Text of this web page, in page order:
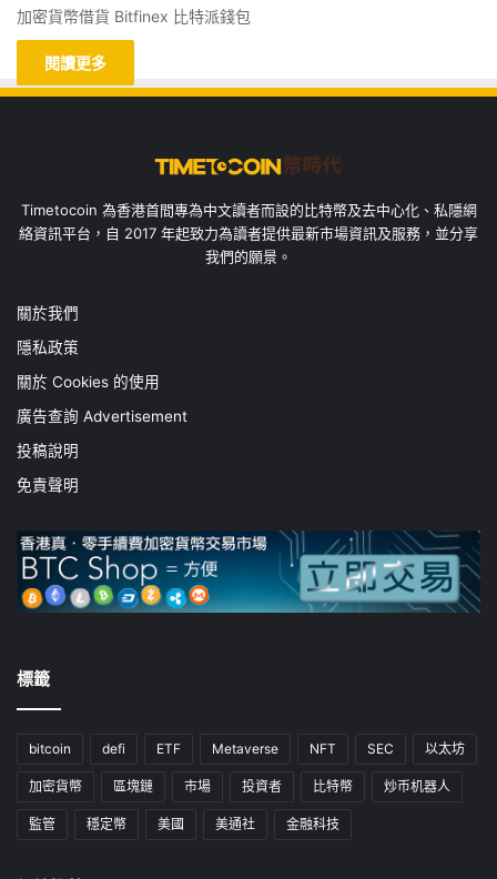
加密貨幣借貨 Bitfinex 比特派錢包
閱讀更多
Timetocoin 為香港首間專為中文讀者而設的比特幣及去中心化、私隱網
絡資訊平台，自 2017 年起致力為讀者提供最新市場資訊及服務，並分享
我們的願景。
關於我們
隱私政策
關於 Cookies 的使用
廣告查詢 Advertisement
投稿說明
免責聲明
標籤
bitcoin defi ETF Metaverse NFT SEC 以太坊
加密貨幣 區塊鏈 市場 投資者 比特幣 炒币机器人
監管 穩定幣 美國 美通社 金融科技